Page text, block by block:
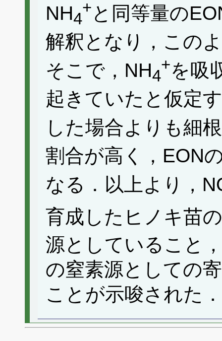
NH4
+と同等量の
解釈となり，この
そこで，NH4
+を吸
起きていたと仮定
した場合よりも細
割合が高く，EON
なる．以上より，
育成したヒノキ苗
源としていること
の窒素源としての
ことが示唆された．